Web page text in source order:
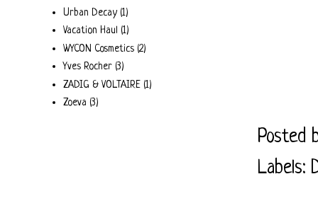
Posted
Labels:
Urban Decay (1)
Vacation Haul (1)
WYCON Cosmetics (2)
Yves Rocher (3)
ZADIG & VOLTAIRE (1)
Zoeva (3)